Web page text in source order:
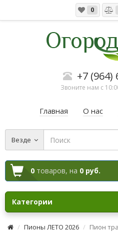
0
+7 (964)
Звоните нам с
Главная О нас
Везде
0 товаров, на 0 руб.
Категории
Пионы ЛЕТО 2026 Пион